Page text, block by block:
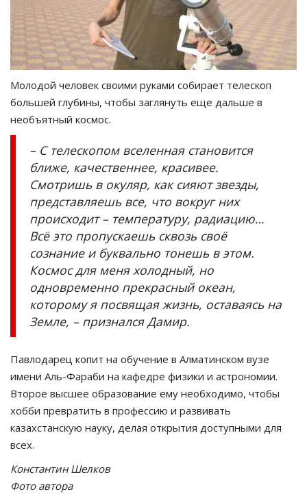
Молодой человек своими руками собирает телескоп
большей глубины, чтобы заглянуть еще дальше в
необъятный космос.
– С телескопом вселенная становится
ближе, качественнее, красивее.
Смотришь в окуляр, как сияют звезды,
представляешь все, что вокруг них
происходит – температуру, радиацию…
Всё это пропускаешь сквозь своё
сознание и буквально тонешь в этом.
Космос для меня холодный, но
одновременно прекрасный океан,
которому я посвящая жизнь, оставаясь на
Земле, – признался Дамир.
Павлодарец копит на обучение в Алматинском вузе
имени Аль-Фараби на кафедре физики и астрономии.
Второе высшее образование ему необходимо, чтобы
хобби превратить в профессию и развивать
казахстанскую науку, делая открытия доступными для
всех.
Константин Шелков
Фото автора